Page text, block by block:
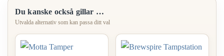
Du kanske också gillar …